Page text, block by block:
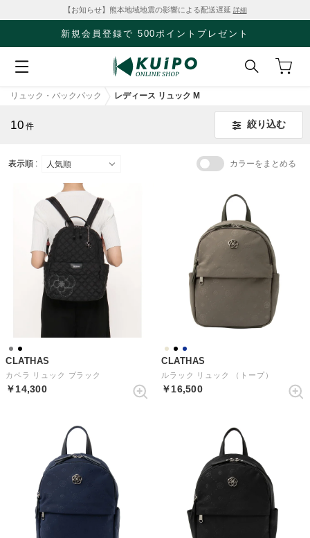
【お知らせ】熊本地域地震の影響による配送遅延 詳細
新規会員登録で 500ポイントプレゼント
リュック・バックパック レディース リュック M
10 件 絞り込む
表示順 : カラーをまとめる
CLATHAS
カペラ リュック ブラック
￥14,300
CLATHAS
ルラック リュック （トープ）
￥16,500